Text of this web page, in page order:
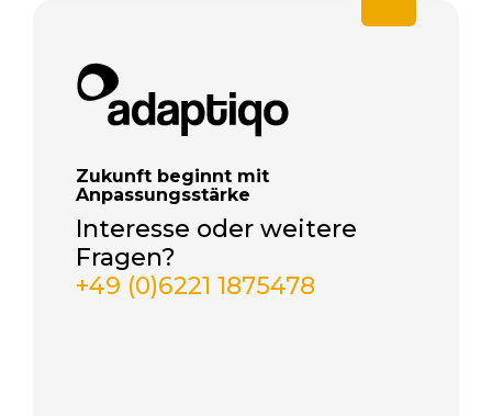
Zukunft beginnt mit
Anpassungsstärke
Interesse oder weitere
Fragen?
+49 (0)6221 1875478